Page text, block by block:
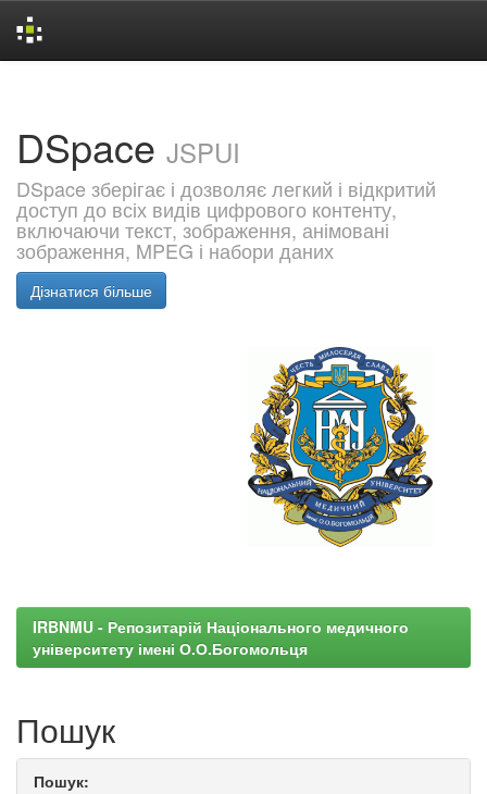
DSpace JSPUI
DSpace зберігає і дозволяє легкий і відкритий
доступ до всіх видів цифрового контенту,
включаючи текст, зображення, анімовані
зображення, MPEG і набори даних
Дізнатися більше
IRBNMU - Репозитарій Національного медичного
університету імені О.О.Богомольця
Пошук
Пошук: